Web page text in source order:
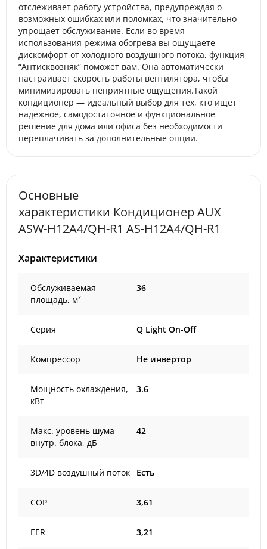
отслеживает работу устройства, предупреждая о
возможных ошибках или поломках, что значительно
упрощает обслуживание. Если во время
использования режима обогрева вы ощущаете
дискомфорт от холодного воздушного потока, функция
“Антисквозняк” поможет вам. Она автоматически
настраивает скорость работы вентилятора, чтобы
минимизировать неприятные ощущения.Такой
кондиционер — идеальный выбор для тех, кто ищет
надежное, самодостаточное и функциональное
решение для дома или офиса без необходимости
переплачивать за дополнительные опции.
Основные
характеристики Кондиционер AUX
ASW-H12A4/QH-R1 AS-H12A4/QH-R1
Характеристики
Обслуживаемая
площадь, м²
36
Серия Q Light On-Off
Компрессор Не инвертор
Мощность охлаждения,
кВт
3.6
Макс. уровень шума
внутр. блока, дБ
42
3D/4D воздушный поток Есть
COP 3,61
EER 3,21